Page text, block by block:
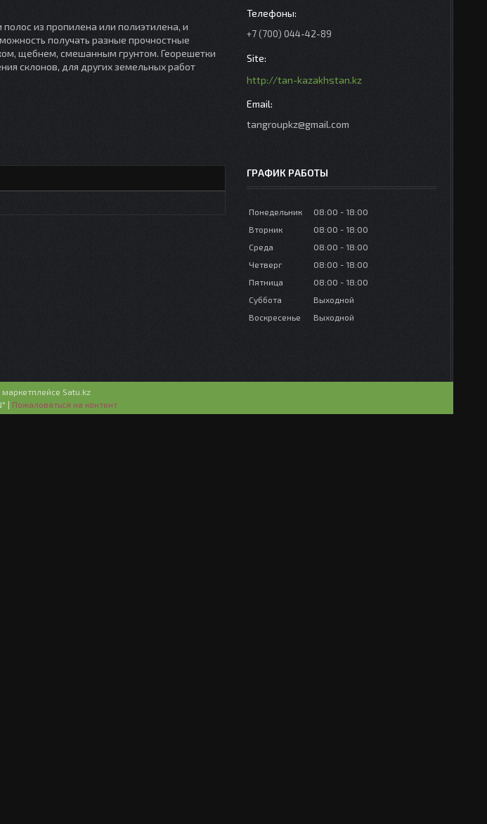
из пропилена или полиэтилена, и
получать разные прочностные
щебнем, смешанным грунтом. Георешетки
склонов, для других земельных работ
+7 (700) 044-42-89
http://tan-kazakhstan.kz
tangroupkz@gmail.com
ГРАФИК РАБОТЫ
Понедельник 08:00
18:00
Вторник
08:00
18:00
Среда
08:00
18:00
Четверг
08:00
18:00
Пятница
08:00
18:00
Суббота
Выходной
Воскресенье
Выходной
маркетплейсе Satu.kz
ТОО "TAN-KAZAKHSTAN" | Пожаловаться на контент